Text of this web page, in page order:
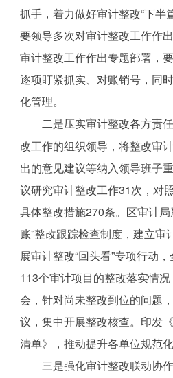
抓手，着力做好审计整改“下半
要领导多次对审计整改工作作
审计整改工作作出专题部署，
逐项盯紧抓实、对账销号，同
化管理。
二是压实审计整改各方责
改工作的组织领导，将整改审
出的意见建议等纳入领导班子
议研究审计整改工作31次，对
具体整改措施270条。区审计局
账”整改跟踪检查制度，建立审
展审计整改“回头看”专项行动
113个审计项目的整改落实情
会，针对尚未整改到位的问题
议，集中开展整改核查。印发
清单》，推动提升各单位规范化
三是强化审计整改联动协